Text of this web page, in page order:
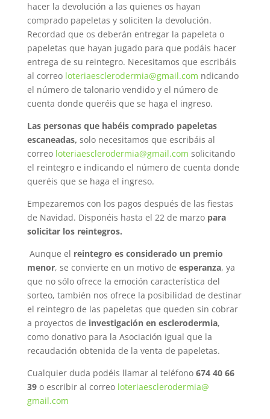
hacer la devolución a las quienes os hayan
comprado papeletas y soliciten la devolución.
Recordad que os deberán entregar la papeleta o
papeletas que hayan jugado para que podáis hacer
entrega de su reintegro. Necesitamos que escribáis
al correo loteriaesclerodermia@gmail.com ndicando
el número de talonario vendido y el número de
cuenta donde queréis que se haga el ingreso.
Las personas que habéis comprado papeletas
escaneadas, solo necesitamos que escribáis al
correo loteriaesclerodermia@gmail.com solicitando
el reintegro e indicando el número de cuenta donde
queréis que se haga el ingreso.
Empezaremos con los pagos después de las fiestas
de Navidad. Disponéis hasta el 22 de marzopara
solicitar los reintegros.
Aunque el reintegro es considerado un premio
menor, se convierte en un motivo de esperanza, ya
que no sólo ofrece la emoción característica del
sorteo, también nos ofrece la posibilidad de destinar
el reintegro de las papeletas que queden sin cobrar
a proyectos de investigación en esclerodermia,
como donativo para la Asociación igual que la
recaudación obtenida de la venta de papeletas.
Cualquier duda podéis llamar al teléfono 674 40 66
39o escribir al correo loteriaesclerodermia@
gmail.com